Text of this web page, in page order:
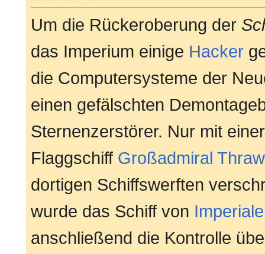
Um die Rückeroberung der
das Imperium einige Hacker
die Computersysteme der
einen gefälschten
Sternenzerstörer. Nur mit
Flaggschiff Großadmiral
dortigen Schiffswerften
wurde das Schiff von
anschließend die Kontrolle